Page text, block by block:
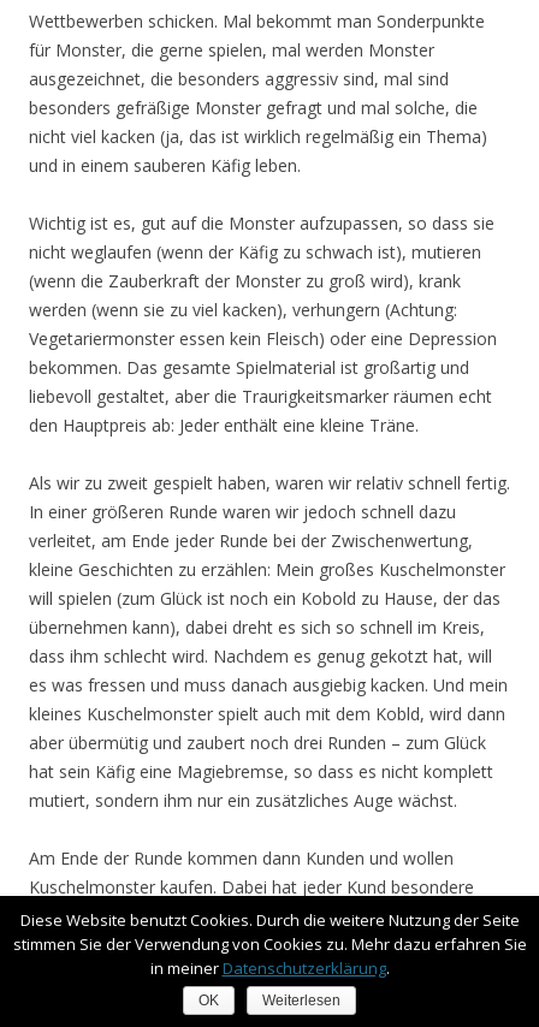
Wettbewerben schicken. Mal bekommt man Sonderpunkte
für Monster, die gerne spielen, mal werden Monster
ausgezeichnet, die besonders aggressiv sind, mal sind
besonders gefräßige Monster gefragt und mal solche, die
nicht viel kacken (ja, das ist wirklich regelmäßig ein Thema)
und in einem sauberen Käfig leben.
Wichtig ist es, gut auf die Monster aufzupassen, so dass sie
nicht weglaufen (wenn der Käfig zu schwach ist), mutieren
(wenn die Zauberkraft der Monster zu groß wird), krank
werden (wenn sie zu viel kacken), verhungern (Achtung:
Vegetariermonster essen kein Fleisch) oder eine Depression
bekommen. Das gesamte Spielmaterial ist großartig und
liebevoll gestaltet, aber die Traurigkeitsmarker räumen echt
den Hauptpreis ab: Jeder enthält eine kleine Träne.
Als wir zu zweit gespielt haben, waren wir relativ schnell fertig.
In einer größeren Runde waren wir jedoch schnell dazu
verleitet, am Ende jeder Runde bei der Zwischenwertung,
kleine Geschichten zu erzählen: Mein großes Kuschelmonster
will spielen (zum Glück ist noch ein Kobold zu Hause, der das
übernehmen kann), dabei dreht es sich so schnell im Kreis,
dass ihm schlecht wird. Nachdem es genug gekotzt hat, will
es was fressen und muss danach ausgiebig kacken. Und mein
kleines Kuschelmonster spielt auch mit dem Kobld, wird dann
aber übermütig und zaubert noch drei Runden – zum Glück
hat sein Käfig eine Magiebremse, so dass es nicht komplett
mutiert, sondern ihm nur ein zusätzliches Auge wächst.
Am Ende der Runde kommen dann Kunden und wollen
Kuschelmonster kaufen. Dabei hat jeder Kund besondere
Ansprüche. Der Dungeon Lord will agressive Monster und
zahlt weniger, falls das Monster auch Karten für Verspieltheit
und Hunger zugeordnet bekommen hat. Die Oma sucht
kranke, hungrige Monster, die sie bekochen kann. Da die
Diese Website benutzt Cookies. Durch die weitere Nutzung der Seite
stimmen Sie der Verwendung von Cookies zu. Mehr dazu erfahren Sie
in meiner Datenschutzerklärung.
OK Weiterlesen